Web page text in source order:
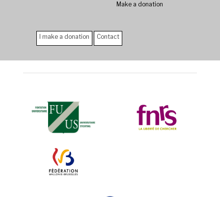
Make a donation
I make a donation Contact